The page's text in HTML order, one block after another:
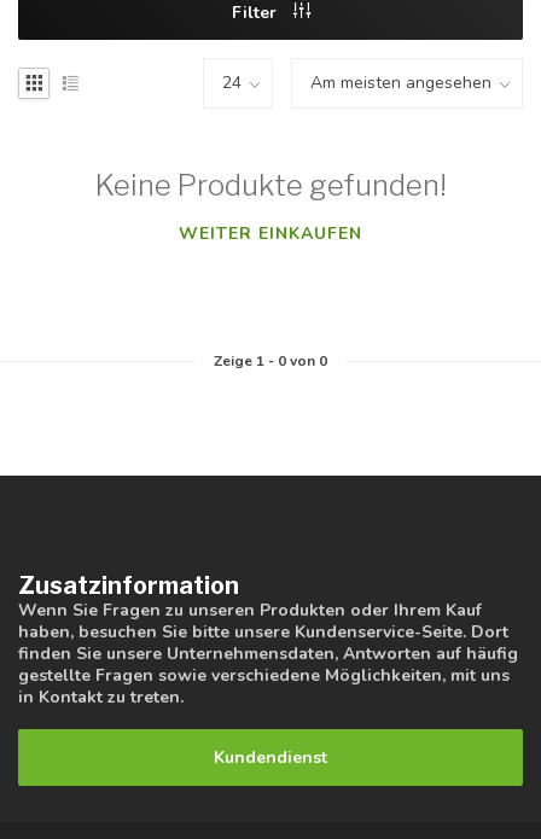
Filter
Keine Produkte gefunden!
WEITER EINKAUFEN
Zeige 1- 0von 0
Zusatzinformation
Wenn Sie Fragen zu unseren Produkten oder Ihrem Kauf
haben, besuchen Sie bitte unsere Kundenservice-Seite. Dort
finden Sie unsere Unternehmensdaten, Antworten auf häufig
gestellte Fragen sowie verschiedene Möglichkeiten, mit uns
in Kontakt zu treten.
Kundendienst